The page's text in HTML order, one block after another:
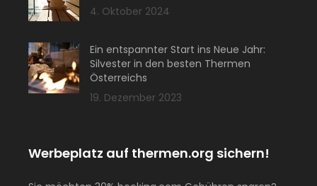
4. Oktober 2024
Ein entspannter Start ins Neue Jahr:
Silvester in den besten Thermen
Österreichs
19. Dezember 2023
Werbeplatz auf thermen.org sichern!